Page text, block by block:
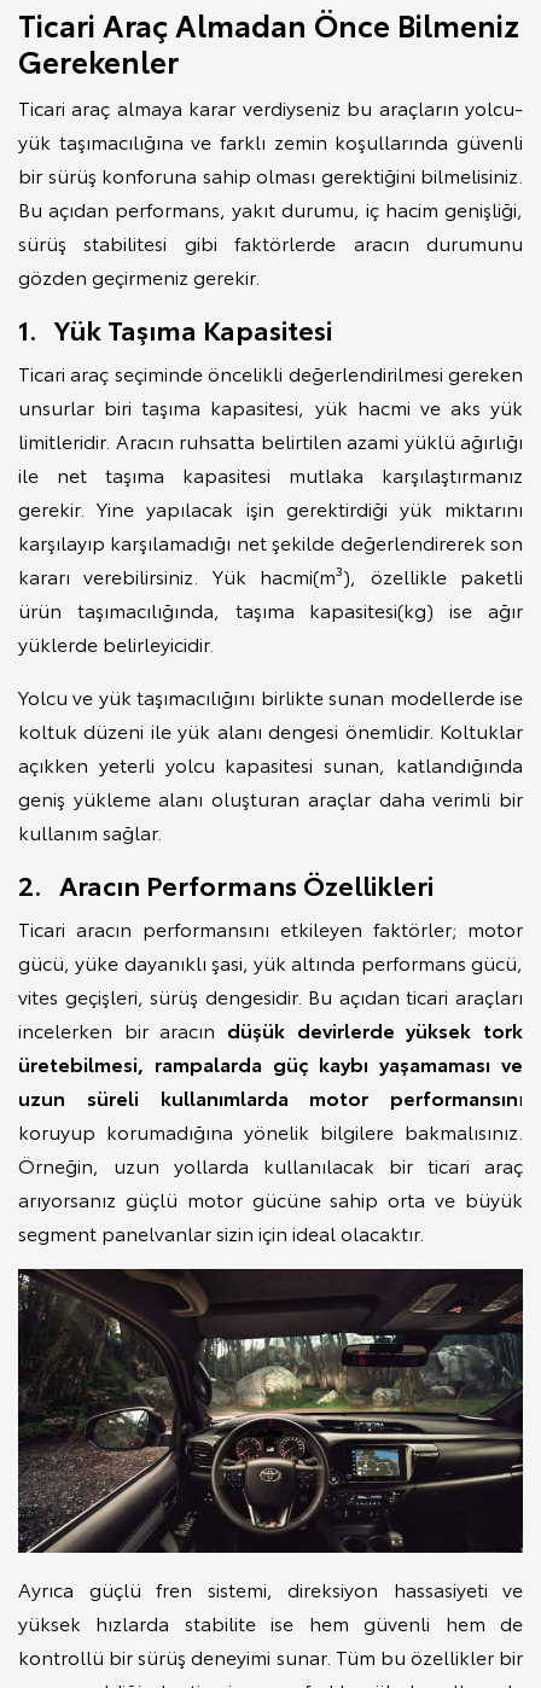
Ticari Araç Almadan Önce Bilmeniz
Gerekenler
Ticari araç almaya karar verdiyseniz bu araçların yolcu-
yük taşımacılığına ve farklı zemin koşullarında güvenli
bir sürüş konforuna sahip olması gerektiğini bilmelisiniz.
Bu açıdan performans, yakıt durumu, iç hacim genişliği,
sürüş stabilitesi gibi faktörlerde aracın durumunu
gözden geçirmeniz gerekir.
1. Yük Taşıma Kapasitesi
Ticari araç seçiminde öncelikli değerlendirilmesi gereken
unsurlar biri taşıma kapasitesi, yük hacmi ve aks yük
limitleridir. Aracın ruhsatta belirtilen azami yüklü ağırlığı
ile net taşıma kapasitesi mutlaka karşılaştırmanız
gerekir. Yine yapılacak işin gerektirdiği yük miktarını
karşılayıp karşılamadığı net şekilde değerlendirerek son
kararı verebilirsiniz. Yük hacmi(m³), özellikle paketli
ürün taşımacılığında, taşıma kapasitesi(kg) ise ağır
yüklerde belirleyicidir.
Yolcu ve yük taşımacılığını birlikte sunan modellerde ise
koltuk düzeni ile yük alanı dengesi önemlidir. Koltuklar
açıkken yeterli yolcu kapasitesi sunan, katlandığında
geniş yükleme alanı oluşturan araçlar daha verimli bir
kullanım sağlar.
2. Aracın Performans Özellikleri
Ticari aracın performansını etkileyen faktörler; motor
gücü, yüke dayanıklı şasi, yük altında performans gücü,
vites geçişleri, sürüş dengesidir. Bu açıdan ticari araçları
incelerken bir aracın düşük devirlerde yüksek tork
üretebilmesi, rampalarda güç kaybı yaşamaması ve
uzun süreli kullanımlarda motor performansını
koruyup korumadığına yönelik bilgilere bakmalısınız.
Örneğin, uzun yollarda kullanılacak bir ticari araç
arıyorsanız güçlü motor gücüne sahip orta ve büyük
segment panelvanlar sizin için ideal olacaktır.
Ayrıca güçlü fren sistemi, direksiyon hassasiyeti ve
yüksek hızlarda stabilite ise hem güvenli hem de
kontrollü bir sürüş deneyimi sunar. Tüm bu özellikler bir